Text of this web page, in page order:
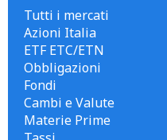
Tutti i mercati
Azioni Italia
ETF ETC/ETN
Obbligazioni
Fondi
Cambi e Valute
Materie Prime